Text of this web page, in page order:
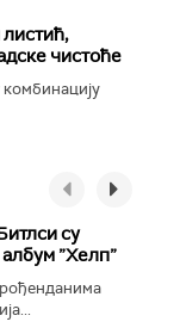
чистоће
комбинацију
су
”Хелп”